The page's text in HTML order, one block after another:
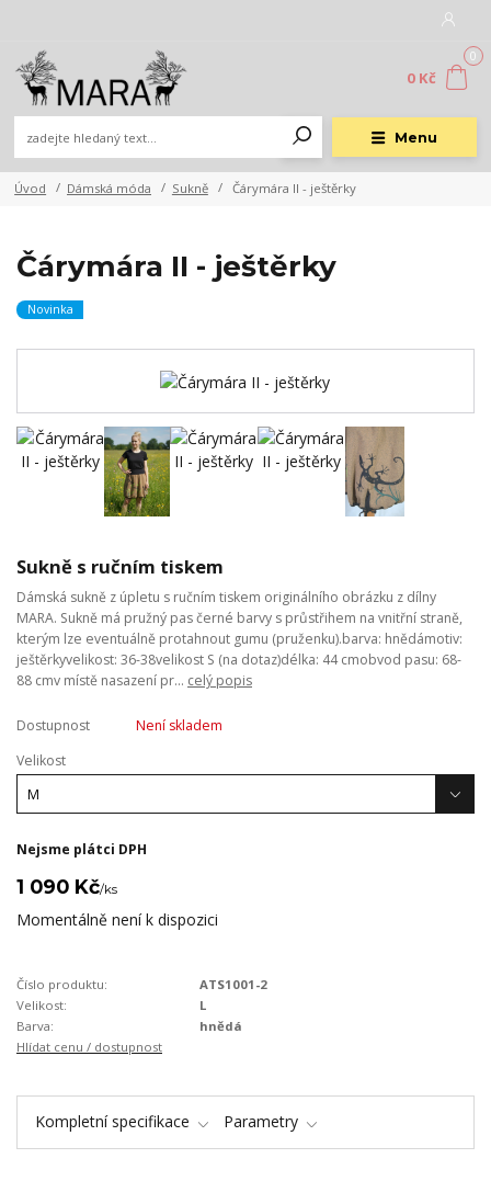
Menu
0
0 Kč
Úvod Dámská móda Sukně Čárymára II - ještěrky
Čárymára II - ještěrky
Novinka
Sukně s ručním tiskem
Dámská sukně z úpletu s ručním tiskem originálního obrázku z dílny
MARA. Sukně má pružný pas černé barvy s průstřihem na vnitřní straně,
kterým lze eventuálně protahnout gumu (pruženku).barva: hnědámotiv:
ještěrkyvelikost: 36-38velikost S (na dotaz)délka: 44 cmobvod pasu: 68-
88 cmv místě nasazení pr... celý popis
Dostupnost
Není skladem
Velikost
Nejsme plátci DPH
1 090 Kč/ks
Momentálně není k dispozici
Číslo produktu:
ATS1001-2
Velikost:
L
Barva:
hnědá
Hlídat cenu / dostupnost
Kompletní specifikace Parametry